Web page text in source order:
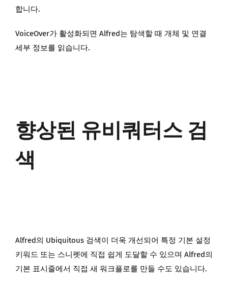
합니다.
VoiceOver가 활성화되면 Alfred는 탐색할 때 개체 및 연결
세부 정보를 읽습니다.
향상된 유비쿼터스 검
색
Alfred의 Ubiquitous 검색이 더욱 개선되어 특정 기본 설정
키워드 또는 스니펫에 직접 쉽게 도달할 수 있으며 Alfred의
기본 표시줄에서 직접 새 워크플로를 만들 수도 있습니다.